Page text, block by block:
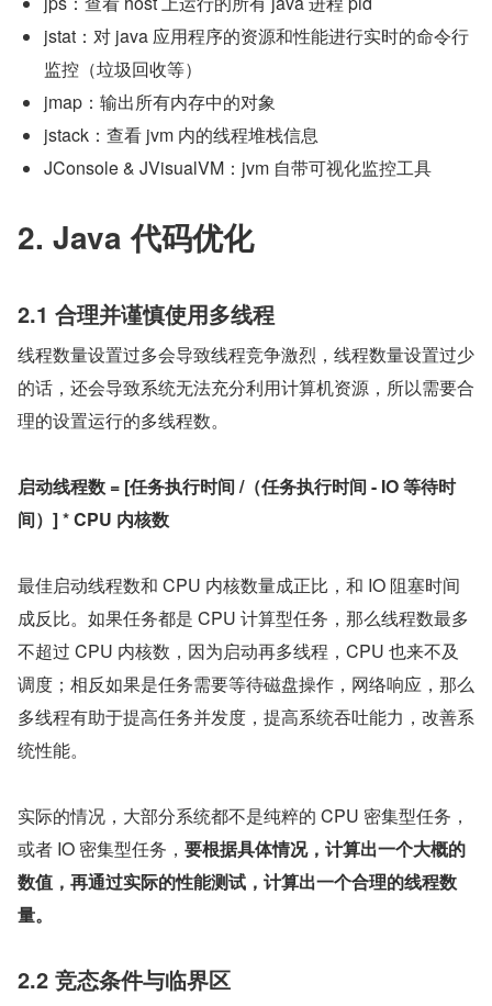
jstat：对 java 应用程序的资源和性能进行实时的命令行
监控（垃圾回收等）
jmap：输出所有内存中的对象
jstack：查看 jvm 内的线程堆栈信息
JConsole & JVisualVM：jvm 自带可视化监控工具
2. Java 代码优化
2.1 合理并谨慎使用多线程
线程数量设置过多会导致线程竞争激烈，线程数量设置过少
的话，还会导致系统无法充分利用计算机资源，所以需要合
理的设置运行的多线程数。
启动线程数 = [任务执行时间 /（任务执行时间 - IO 等待时
间）] * CPU 内核数
最佳启动线程数和 CPU 内核数量成正比，和 IO 阻塞时间
成反比。如果任务都是 CPU 计算型任务，那么线程数最多
不超过 CPU 内核数，因为启动再多线程，CPU 也来不及
调度；相反如果是任务需要等待磁盘操作，网络响应，那么
多线程有助于提高任务并发度，提高系统吞吐能力，改善系
统性能。
实际的情况，大部分系统都不是纯粹的 CPU 密集型任务，
或者 IO 密集型任务， 要根据具体情况，计算出一个大概的
数值，再通过实际的性能测试，计算出一个合理的线程数
量。
2.2 竞态条件与临界区